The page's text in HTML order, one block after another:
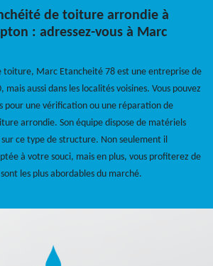
de toiture arrondie à
: adressez-vous à Marc
toiture, Marc Etancheité 78 est une entreprise de
aussi dans les localités voisines. Vous pouvez
pour une vérification ou une réparation de
arrondie. Son équipe dispose de matériels
ce type de structure. Non seulement il
à votre souci, mais en plus, vous profiterez de
les plus abordables du marché.